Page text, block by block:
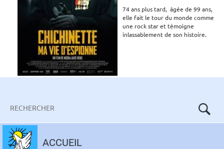
74 ans plus tard, âgée de 99 ans,
elle fait le tour du monde comme
une rock star et témoigne
inlassablement de son histoire.
clés
Aller
contenu
ACCUEIL